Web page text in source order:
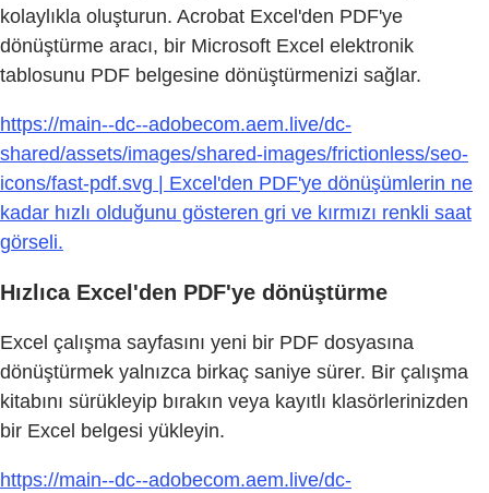
kolaylıkla oluşturun. Acrobat Excel'den PDF'ye
dönüştürme aracı, bir Microsoft Excel elektronik
tablosunu PDF belgesine dönüştürmenizi sağlar.
https://main--dc--adobecom.aem.live/dc-
shared/assets/images/shared-images/frictionless/seo-
icons/fast-pdf.svg | Excel'den PDF'ye dönüşümlerin ne
kadar hızlı olduğunu gösteren gri ve kırmızı renkli saat
görseli.
Hızlıca Excel'den PDF'ye dönüştürme
Excel çalışma sayfasını yeni bir PDF dosyasına
dönüştürmek yalnızca birkaç saniye sürer. Bir çalışma
kitabını sürükleyip bırakın veya kayıtlı klasörlerinizden
bir Excel belgesi yükleyin.
https://main--dc--adobecom.aem.live/dc-